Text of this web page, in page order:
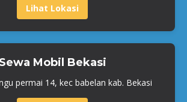
Lihat Lokasi
Sewa Mobil Bekasi
permai 14, kec babelan kab. Bekasi